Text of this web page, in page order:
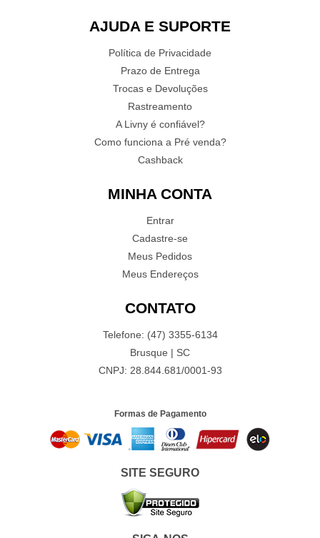
AJUDA E SUPORTE
Política de Privacidade
Prazo de Entrega
Trocas e Devoluções
Rastreamento
A Livny é confiável?
Como funciona a Pré venda?
Cashback
MINHA CONTA
Entrar
Cadastre-se
Meus Pedidos
Meus Endereços
CONTATO
Telefone: (47) 3355-6134
Brusque | SC
CNPJ: 28.844.681/0001-93
Formas de Pagamento
SITE SEGURO